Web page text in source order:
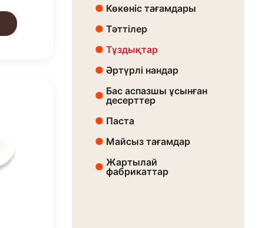
Көкөніс тағамдары
Тәттілер
Тұздықтар
Әртүрлі нандар
Бас аспазшы ұсынған
десерттер
Паста
Майсыз тағамдар
Жартылай
фабрикаттар